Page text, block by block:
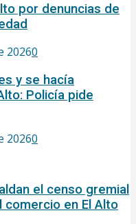
por denuncias de
20260
y se hacía
Policía pide
20260
el censo gremial
en El Alto